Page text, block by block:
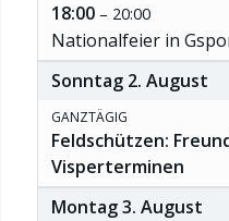
18:00 – 20:00
Nationalfeier in
Sonntag 2. August
GANZTÄGIG
Feldschützen:
Visperterminen
Montag3. August